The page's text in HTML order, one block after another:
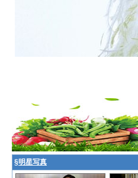
§明星写真